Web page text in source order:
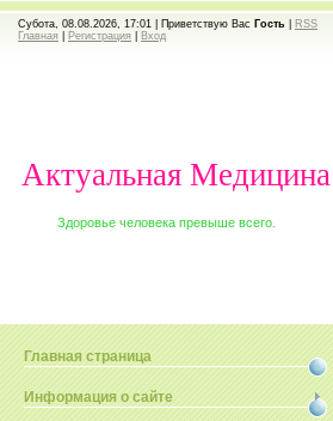
Субота, 08.08.2026, 17:01 | Приветствую Вас Гость
RSS
Главная
Регистрация Вход
Актуальная Медицина
Здоровье человека превыше всего.
Главная страница
Информация о сайте